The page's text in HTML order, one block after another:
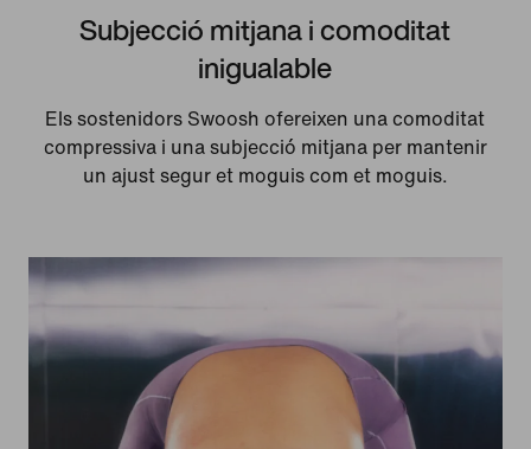
Subjecció mitjana i comoditat
inigualable
Els sostenidors Swoosh ofereixen una comoditat
compressiva i una subjecció mitjana per mantenir
un ajust segur et moguis com et moguis.